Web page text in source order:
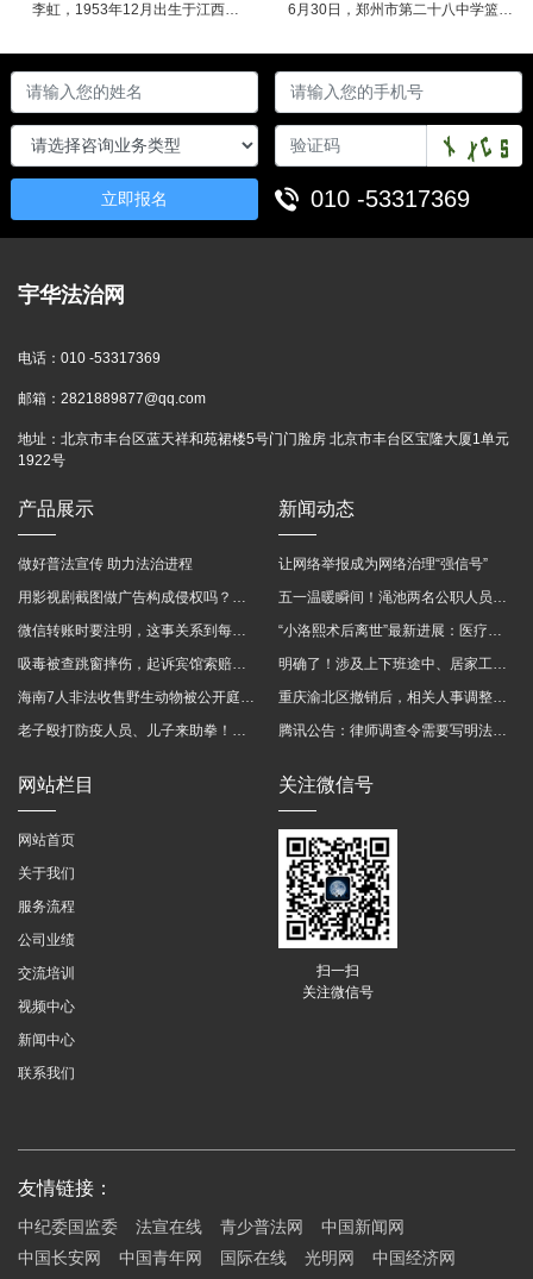
李虹，1953年12月出生于江西省遂川县；1969年初中毕业于北京师院附中后分配到黑龙江生产建设兵团；1970年底入伍并服役于中国人民解放军昆明军区某部；1976年初复员到江西省南昌市下属工厂当工人；1978年初考上江西大学中文系；1982年初学士学位毕业后分配到公安部第二研究所文件室工作至今；1987年晋升专业技术中级职务；1989年公派赴美国佐治亚洲调查局法庭科学实验室进修；1991年...... 6月30日，郑州市第二十八中学篮球馆内锣鼓喧天，人潮涌动，郑州航空港区龙王办事处第一届“村BA”篮球联赛在此隆重开幕。来自全办事处的15支代表队共同参赛，将在为期一周的赛程中围绕冠亚军奖项展开角逐。龙王办事处党工委书记李少鹏、联赛主办单位负责人、裁判负责人等共同出席了联赛开幕式。 龙王办事处党工委书记李少鹏致开幕词上午十时许，在龙安社区敲鼓乐队及梨园春戏曲名家的暖场助阵下，一支支参赛队伍有序进场......
立即报名 010 -53317369
宇华法治网
电话： 010 -53317369
邮箱： 2821889877@qq.com
地址： 北京市丰台区蓝天祥和苑裙楼5号门门脸房 北京市丰台区宝隆大厦1单元
1922号
产品展示
做好普法宣传 助力法治进程
用影视剧截图做广告构成侵权吗？法院这样判
微信转账时要注明，这事关系到每个人……
吸毒被查跳窗摔伤，起诉宾馆索赔，法院这样判！
海南7人非法收售野生动物被公开庭审 涉案金额2100多万
老子殴打防疫人员、儿子来助拳！均被判刑
新闻动态
让网络举报成为网络治理“强信号”
五一温暖瞬间！渑池两名公职人员，路遇车祸挺身而出
“小洛熙术后离世”最新进展：医疗事故鉴定已启动
明确了！涉及上下班途中、居家工作等，这些情形可认定工伤→
重庆渝北区撤销后，相关人事调整再披露
腾讯公告：律师调查令需要写明法官手机号，2025年12月31日后施行
网站栏目
网站首页
关于我们
服务流程
公司业绩
交流培训
视频中心
新闻中心
联系我们
关注微信号
扫一扫
关注微信号
友情链接：
中纪委国监委 法宣在线 青少普法网
中国新闻网
中国长安网
中国青年网 国际在线 光明网 中国经济网